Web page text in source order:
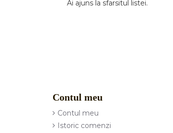
Ai ajuns la sfarsitul listei.
Contul meu
Contul meu
Istoric comenzi